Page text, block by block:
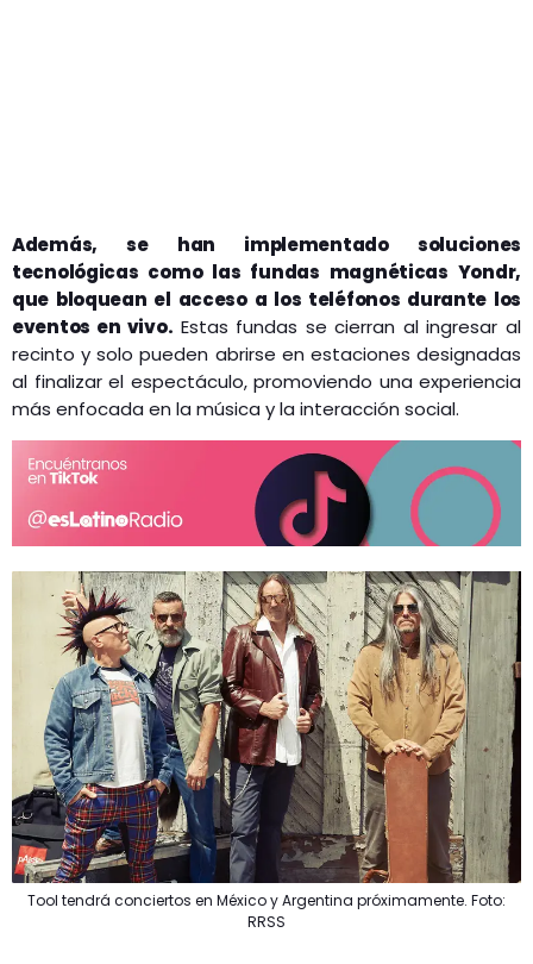
Además, se han implementado soluciones
tecnológicas como las fundas magnéticas Yondr,
que bloquean el acceso a los teléfonos durante los
eventos en vivo. Estas fundas se cierran al ingresar al
recinto y solo pueden abrirse en estaciones designadas
al finalizar el espectáculo, promoviendo una experiencia
más enfocada en la música y la interacción social.
Tool tendrá conciertos en México y Argentina próximamente. Foto:
RRSS